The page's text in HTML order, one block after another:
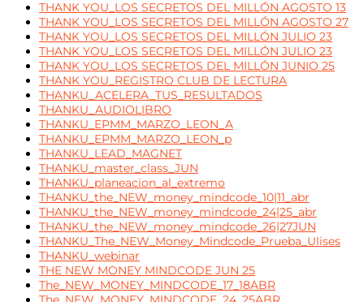
THANK YOU_LOS SECRETOS DEL MILLÓN AGOSTO 13
THANK YOU_LOS SECRETOS DEL MILLÓN AGOSTO 27
THANK YOU_LOS SECRETOS DEL MILLÓN JULIO 23
THANK YOU_LOS SECRETOS DEL MILLÓN JULIO 23
THANK YOU_LOS SECRETOS DEL MILLÓN JUNIO 25
THANK YOU_REGISTRO CLUB DE LECTURA
THANKU_ACELERA_TUS_RESULTADOS
THANKU_AUDIOLIBRO
THANKU_EPMM_MARZO_LEON_A
THANKU_EPMM_MARZO_LEON_p
THANKU_LEAD_MAGNET
THANKU_master_class_JUN
THANKU_planeacion_al_extremo
THANKU_the_NEW_money_mindcode_10|11_abr
THANKU_the_NEW_money_mindcode_24|25_abr
THANKU_the_NEW_money_mindcode_26|27JUN
THANKU_The_NEW_Money_Mindcode_Prueba_Ulises
THANKU_webinar
THE NEW MONEY MINDCODE JUN 25
The_NEW_MONEY_MINDCODE_17_18ABR